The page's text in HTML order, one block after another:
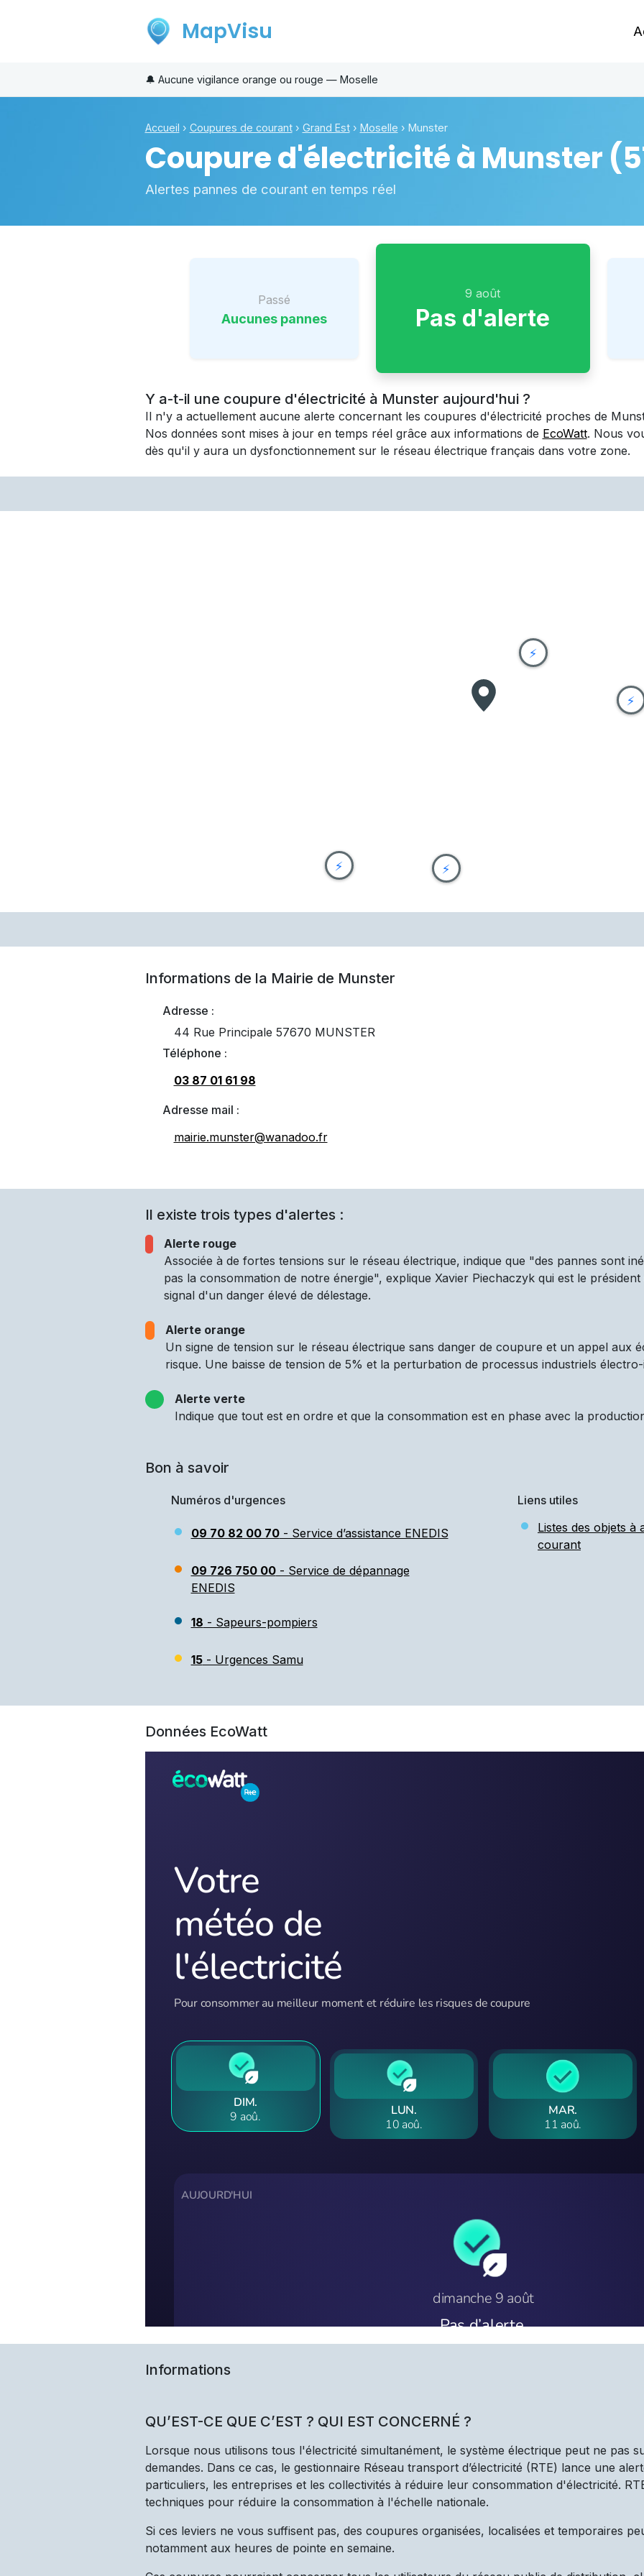
MapVisu
🔔 Aucune vigilance orange ou rouge — Moselle
Accueil › Coupures de courant› Grand Est› Moselle › Munster
Coupure d'électricité à Munster
Alertes pannes de courant en temps réel
Passé
Aucunes pannes
9 août
Pas d'alerte
Y a-t-il une coupure d'électricité à Munster aujourd'hui ?
Il n'y a actuellement aucune alerte concernant les coupures d'électricité proches de
Nos données sont mises à jour en temps réel grâce aux informations de EcoWatt. Nous
dès qu'il y aura un dysfonctionnement sur le réseau électrique français dans votre zone.
⚡
⚡
⚡
⚡
Informations de la Mairie de Munster
Adresse :
44 Rue Principale 57670 MUNSTER
Téléphone :
03 87 01 61 98
Adresse mail :
mairie.munster@wanadoo.fr
Il existe trois types d'alertes :
Alerte rouge
Associée à de fortes tensions sur le réseau électrique, indique que "des pannes sont
pas la consommation de notre énergie", explique Xavier Piechaczyk qui est le
signal d'un danger élevé de délestage.
Alerte orange
Un signe de tension sur le réseau électrique sans danger de coupure et un appel aux
risque. Une baisse de tension de 5% et la perturbation de processus industriels
Alerte verte
Indique que tout est en ordre et que la consommation est en phase avec la
Bon à savoir
Numéros d'urgences
09 70 82 00 70- Service d’assistance ENEDIS
09 726 750 00- Service de dépannage
ENEDIS
18 - Sapeurs-pompiers
15- Urgences Samu
Liens utiles
Listes des objets à
courant
Données EcoWatt
Informations
QU’EST-CE QUE C’EST ? QUI EST CONCERNÉ ?
Lorsque nous utilisons tous l'électricité simultanément, le système électrique peut ne pas
demandes. Dans ce cas, le gestionnaire Réseau transport d’électricité (RTE) lance une
particuliers, les entreprises et les collectivités à réduire leur consommation d'électricité.
techniques pour réduire la consommation à l'échelle nationale.
Si ces leviers ne vous suffisent pas, des coupures organisées, localisées et temporaires
notamment aux heures de pointe en semaine.